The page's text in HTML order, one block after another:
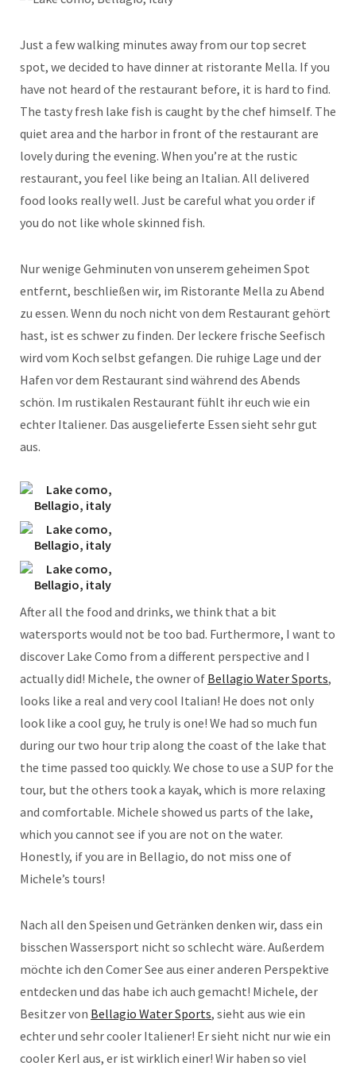
Just a few walking minutes away from our top secret
spot, we decided to have dinner at ristorante Mella. If you
have not heard of the restaurant before, it is hard to find.
The tasty fresh lake fish is caught by the chef himself. The
quiet area and the harbor in front of the restaurant are
lovely during the evening. When you’re at the rustic
restaurant, you feel like being an Italian. All delivered
food looks really well. Just be careful what you order if
you do not like whole skinned fish.
Nur wenige Gehminuten von unserem geheimen Spot
entfernt, beschließen wir, im Ristorante Mella zu Abend
zu essen. Wenn du noch nicht von dem Restaurant gehört
hast, ist es schwer zu finden. Der leckere frische Seefisch
wird vom Koch selbst gefangen. Die ruhige Lage und der
Hafen vor dem Restaurant sind während des Abends
schön. Im rustikalen Restaurant fühlt ihr euch wie ein
echter Italiener. Das ausgelieferte Essen sieht sehr gut
aus.
After all the food and drinks, we think that a bit
watersports would not be too bad. Furthermore, I want to
discover Lake Como from a different perspective and I
actually did! Michele, the owner of Bellagio Water Sports,
looks like a real and very cool Italian! He does not only
look like a cool guy, he truly is one! We had so much fun
during our two hour trip along the coast of the lake that
the time passed too quickly. We chose to use a SUP for the
tour, but the others took a kayak, which is more relaxing
and comfortable. Michele showed us parts of the lake,
which you cannot see if you are not on the water.
Honestly, if you are in Bellagio, do not miss one of
Michele’s tours!
Nach all den Speisen und Getränken denken wir, dass ein
bisschen Wassersport nicht so schlecht wäre. Außerdem
möchte ich den Comer See aus einer anderen Perspektive
entdecken und das habe ich auch gemacht! Michele, der
Besitzer von Bellagio Water Sports, sieht aus wie ein
echter und sehr cooler Italiener! Er sieht nicht nur wie ein
cooler Kerl aus, er ist wirklich einer! Wir haben so viel